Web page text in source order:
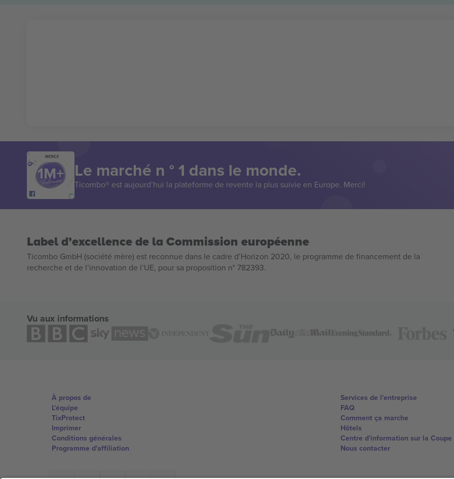
MERCI!
Le marché n ° 1 dans le monde.
Ticombo® est aujourd’hui la plateforme de revente la plus suivie en Europe. Merci!
Label d’excellence de la Commission européenne
Ticombo GmbH (société mère) est reconnue dans le cadre d’Horizon 2020, le programme de financement de la
recherche et de l’innovation de l’UE, pour sa proposition n° 782393.
Vu aux informations
À propos de
L'équipe
TixProtect
Imprimer
Conditions générales
Programme d'affiliation
Services de l'entreprise
FAQ
Comment ça marche
Hôtels
Centre d'information sur la Coupe
Nous contacter